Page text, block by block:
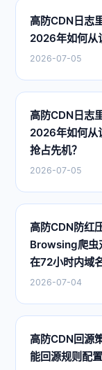
高防CDN日志
2026年如何从
2026-07-05
高防CDN日志
2026年如何从
抢占先机？
2026-07-05
高防CDN防红
Browsing爬虫
在72小时内域
2026-07-04
高防CDN回源
能回源规则配